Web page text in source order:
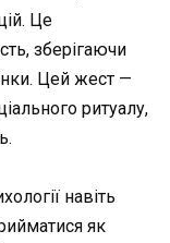
Це
зберігаючи
Цей жест —
ритуалу,
навіть
як